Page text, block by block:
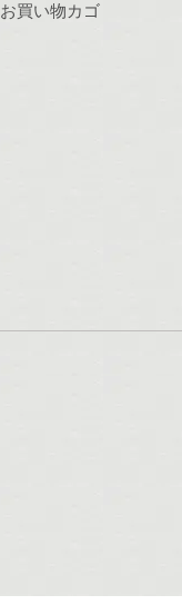
お買い物カゴ